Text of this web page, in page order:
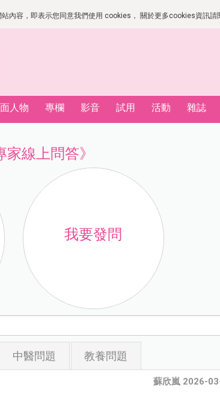
內容，即表示您同意我們使用 cookies， 關於更多cookies資訊請
人物 專欄 影音 試用 活動 雜誌
家線上問答》
我要發問
中醫問題
教養問題
蘇欣嵐 2026-